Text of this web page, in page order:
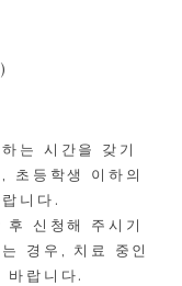
는 시간을 갖기
초등학생 이하의
니다.
신청해 주시기
경우, 치료 중인
바랍니다.